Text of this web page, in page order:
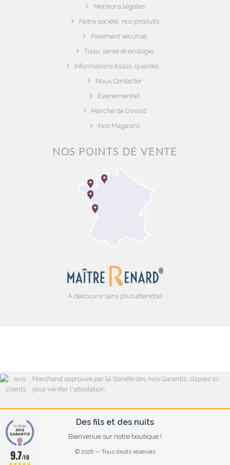
Mentions légales
Notre société, nos produits
Paiement sécurisé
Tissu, santé et écologie
Informations tissus, qualités...
Nous Contacter
Évènementiel
Marché de Dinard
Nos Magasins
NOS POINTS DE VENTE
À découvrir sans plus attendre!
Marchand approuvé par la Société des Avis Garantis, cliquez ici
pour vérifier l'attestation.
Des fils et des nuits
Bienvenue sur notre boutique !
© 2026 — Tous droits réservés
9.7/10